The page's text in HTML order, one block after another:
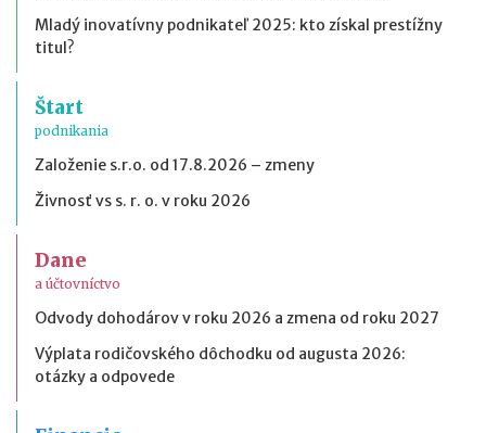
Mladý inovatívny podnikateľ 2025: kto získal prestížny
titul?
Štart
podnikania
Založenie s.r.o. od 17.8.2026 – zmeny
Živnosť vs s. r. o. v roku 2026
Dane
a účtovníctvo
Odvody dohodárov v roku 2026 a zmena od roku 2027
Výplata rodičovského dôchodku od augusta 2026:
otázky a odpovede